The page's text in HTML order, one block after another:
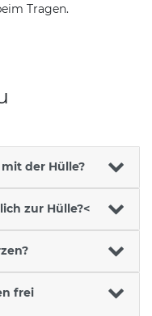
Tragen.
der Hülle?
zur Hülle?<
frei